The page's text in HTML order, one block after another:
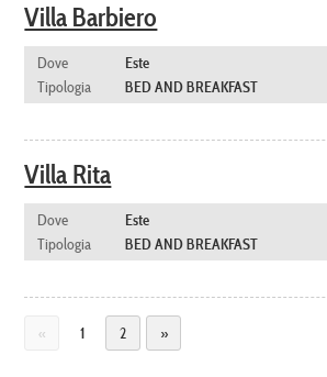
Villa Barbiero
Dove
Este
Tipologia
BED AND BREAKFAST
Villa Rita
Dove
Este
Tipologia
BED AND BREAKFAST
« 1 2 »